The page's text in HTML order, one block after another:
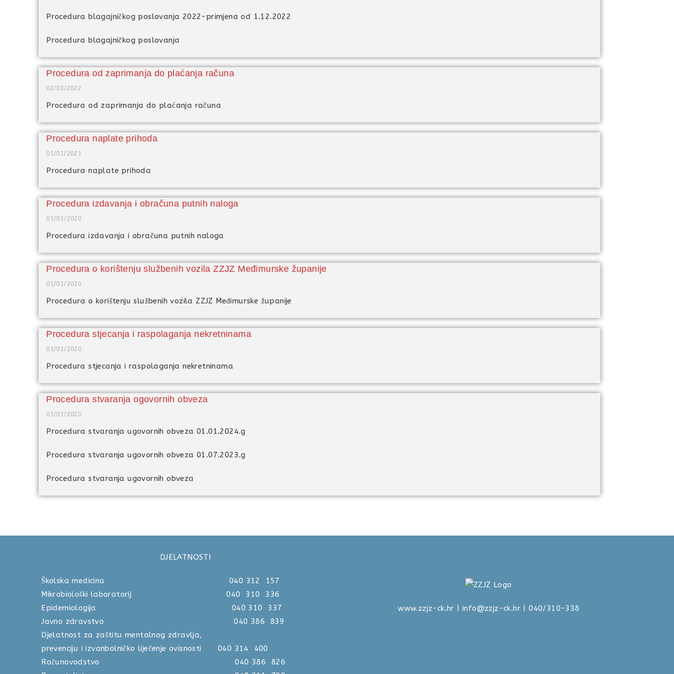
Procedura blagajničkog poslovanja 2022-primjena od 1.12.2022
Procedura blagajničkog poslovanja
Procedura od zaprimanja do plaćanja računa
02/03/2022
Procedura od zaprimanja do plaćanja računa
Procedura naplate prihoda
01/01/2021
Procedura naplate prihoda
Procedura izdavanja i obračuna putnih naloga
01/01/2020
Procedura izdavanja i obračuna putnih naloga
Procedura o korištenju službenih vozila ZZJZ Međimurske županije
01/01/2020
Procedura o korištenju službenih vozila ZZJZ Međimurske županije
Procedura stjecanja i raspolaganja nekretninama
01/01/2020
Procedura stjecanja i raspolaganja nekretninama
Procedura stvaranja ogovornih obveza
01/01/2020
Procedura stvaranja ugovornih obveza 01.01.2024.g
Procedura stvaranja ugovornih obveza 01.07.2023.g
Procedura stvaranja ugovornih obveza
DJELATNOSTI
Školska medicina 040 312 157
Mikrobiološki laboratorij 040 310 336
Epidemiologija 040 310 337
Javno zdravstvo 040 386 839
Djelatnost za zaštitu mentalnog zdravlja,
prevenciju i izvanbolničko liječenje ovisnosti 040 314 400
Računovodstvo 040 386 826
www.zzjz-ck.hr info@zzjz-ck.hr | 040/310-338